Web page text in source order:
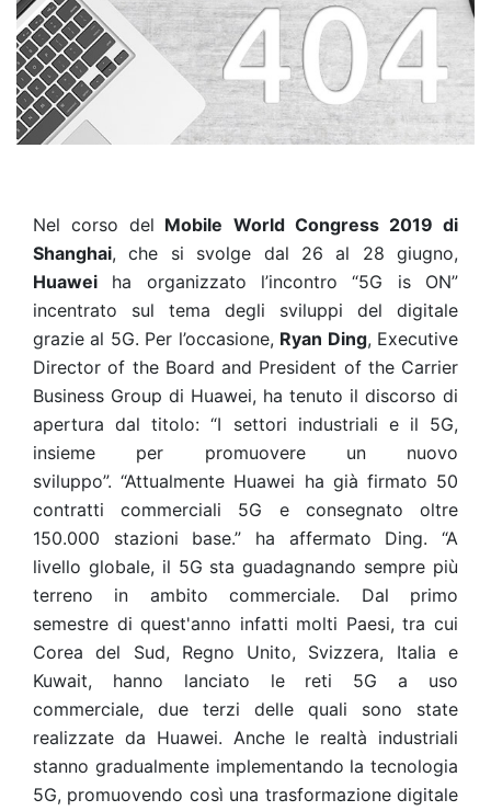
Nel corso del Mobile World Congress 2019 di
Shanghai, che si svolge dal 26 al 28 giugno,
Huawei ha organizzato l’incontro “5G is ON”
incentrato sul tema degli sviluppi del digitale
grazie al 5G. Per l’occasione, Ryan Ding, Executive
Director of the Board and President of the Carrier
Business Group di Huawei, ha tenuto il discorso di
apertura dal titolo: “I settori industriali e il 5G,
insieme per promuovere un nuovo
sviluppo”. “Attualmente Huawei ha già firmato 50
contratti commerciali 5G e consegnato oltre
150.000 stazioni base.” ha affermato Ding. “A
livello globale, il 5G sta guadagnando sempre più
terreno in ambito commerciale. Dal primo
semestre di quest'anno infatti molti Paesi, tra cui
Corea del Sud, Regno Unito, Svizzera, Italia e
Kuwait, hanno lanciato le reti 5G a uso
commerciale, due terzi delle quali sono state
realizzate da Huawei. Anche le realtà industriali
stanno gradualmente implementando la tecnologia
5G, promuovendo così una trasformazione digitale